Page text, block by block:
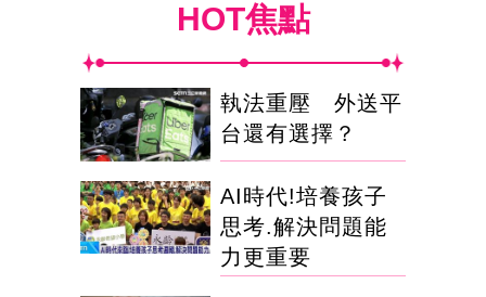
HOT焦點
執法重壓 外送平
台還有選擇？
AI時代!培養孩子
思考.解決問題能
力更重要